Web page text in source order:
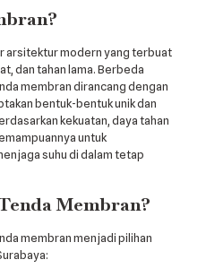
arsitektur modern yang terbuat
dan tahan lama. Berbeda
membran dirancang dengan
bentuk-bentuk unik dan
kekuatan, daya tahan
untuk
suhu di dalam tetap
Membran?
membran menjadi pilihan